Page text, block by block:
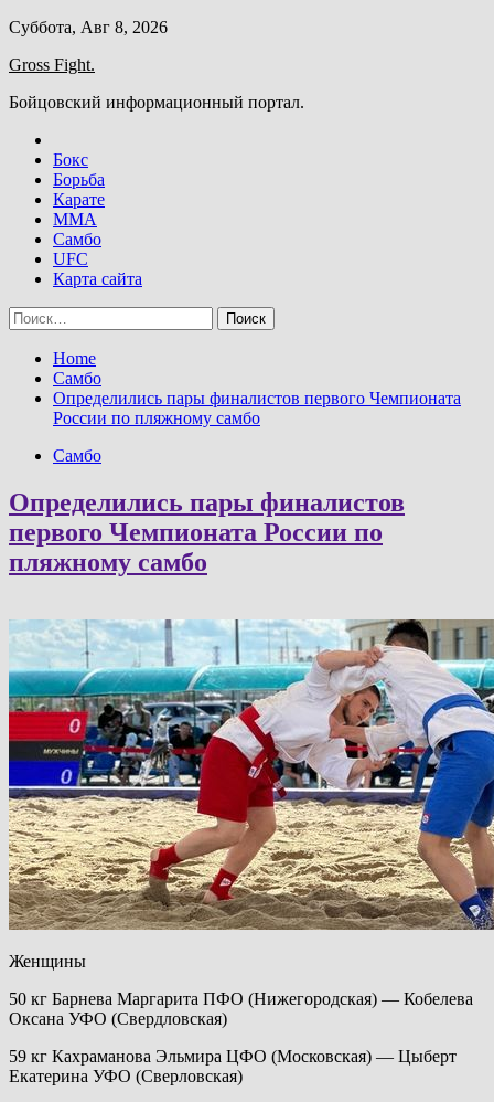
Skip
content
Суббота, Авг 8, 2026
Gross Fight.
Бойцовский информационный портал.
Бокс
Борьба
Карате
ММА
Самбо
UFC
Карта сайта
Найти:
Home
Самбо
Определились пары финалистов первого Чемпионата
России по пляжному самбо
Самбо
Определились пары финалистов
первого Чемпионата России по
пляжному самбо
Женщины
50 кг Барнева Маргарита ПФО (Нижегородская) — Кобелева
Оксана УФО (Свердловская)
59 кг Кахраманова Эльмира ЦФО (Московская) — Цыберт
Екатерина УФО (Сверловская)